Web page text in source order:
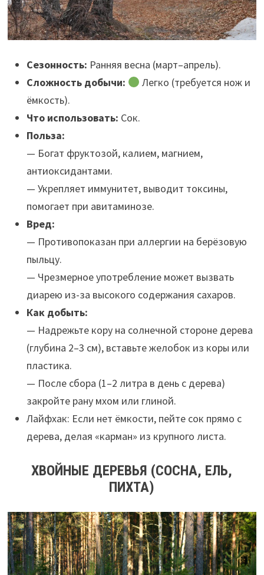
Сезонность: Ранняя весна (март–апрель).
Сложность добычи:
Легко (требуется нож и
ёмкость).
Что использовать: Сок.
Польза:
— Богат фруктозой, калием, магнием,
антиоксидантами.
— Укрепляет иммунитет, выводит токсины,
помогает при авитаминозе.
Вред:
— Противопоказан при аллергии на берёзовую
пыльцу.
— Чрезмерное употребление может вызвать
диарею из-за высокого содержания сахаров.
Как добыть:
— Надрежьте кору на солнечной стороне дерева
(глубина 2–3 см), вставьте желобок из коры или
пластика.
— После сбора (1–2 литра в день с дерева)
закройте рану мхом или глиной.
Лайфхак: Если нет ёмкости, пейте сок прямо с
дерева, делая «карман» из крупного листа.
ХВОЙНЫЕ ДЕРЕВЬЯ (СОСНА, ЕЛЬ,
ПИХТА)